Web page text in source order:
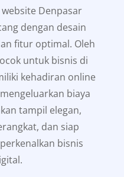
Denpasar
dengan desain
fitur optimal. Oleh
untuk bisnis di
kehadiran online
biaya
tampil elegan,
dan siap
bisnis